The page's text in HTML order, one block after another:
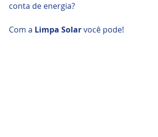
conta de energia?
Com a Limpa Solar você pode!